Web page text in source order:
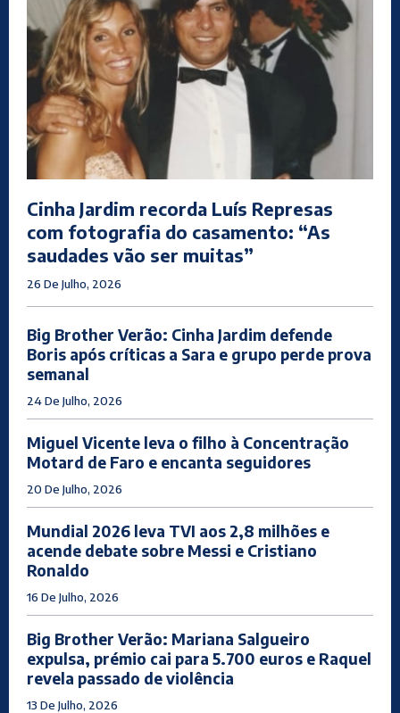
Cinha Jardim recorda Luís Represas
com fotografia do casamento: “As
saudades vão ser muitas”
26 De Julho, 2026
Big Brother Verão: Cinha Jardim defende
Boris após críticas a Sara e grupo perde prova
semanal
24 De Julho, 2026
Miguel Vicente leva o filho à Concentração
Motard de Faro e encanta seguidores
20 De Julho, 2026
Mundial 2026 leva TVI aos 2,8 milhões e
acende debate sobre Messi e Cristiano
Ronaldo
16 De Julho, 2026
Big Brother Verão: Mariana Salgueiro
expulsa, prémio cai para 5.700 euros e Raquel
revela passado de violência
13 De Julho, 2026